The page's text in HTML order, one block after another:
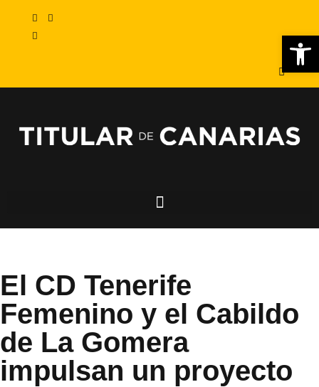
El CD Tenerife
Femenino y el Cabildo
de La Gomera
impulsan un proyecto